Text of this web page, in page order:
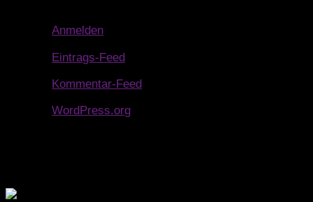
Anmelden
Eintrags-Feed
Kommentar-Feed
WordPress.org